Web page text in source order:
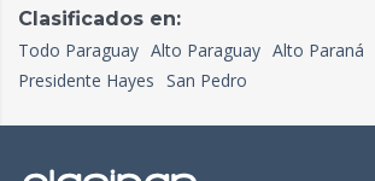
Clasificados en:
Todo Paraguay Alto Paraguay Alto Paraná
Presidente Hayes San Pedro